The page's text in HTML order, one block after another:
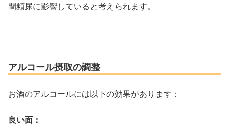
間頻尿に影響していると考えられます。
アルコール摂取の調整
お酒のアルコールには以下の効果があります：
良い面：